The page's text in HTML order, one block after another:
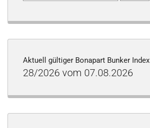
Aktuell gültiger Bonapart Bunker Index
28/2026 vom 07.08.2026